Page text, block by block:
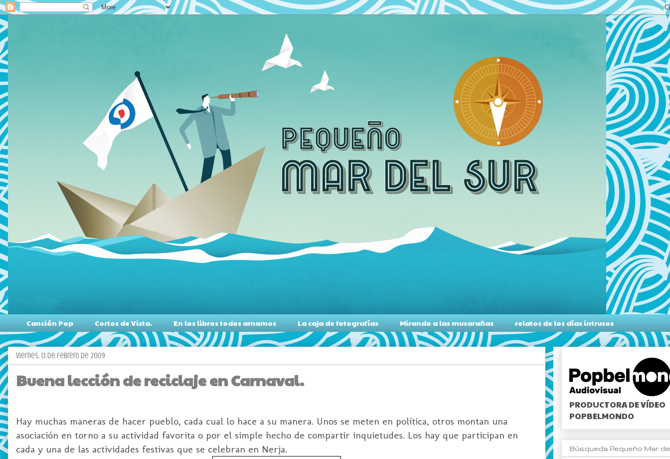
Canción Pop Cortos de Vista. En los libros todos amamos La caja de fotografías Mirando a las musarañas relatos de los días intrusos
viernes, 13 de febrero de 2009
Buena lección de reciclaje en Carnaval.
Hay muchas maneras de hacer pueblo, cada cual lo hace a su manera. Unos se meten en política, otros montan una
asociación en torno a su actividad favorita o por el simple hecho de compartir inquietudes. Los hay que participan en
cada y una de las actividades festivas que se celebran en Nerja.
PRODUCTORA DE VÍDEO
POPBELMONDO
Búsqueda Pequeño Mar